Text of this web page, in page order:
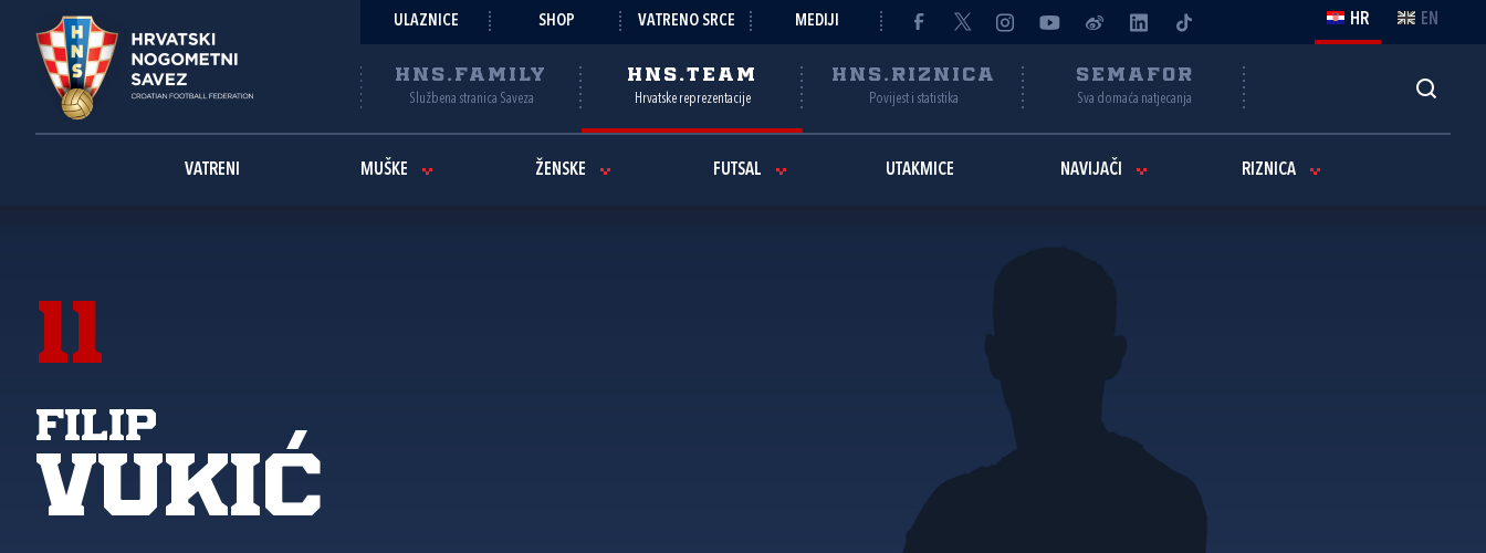
ULAZNICE SHOP VATRENO SRCE MEDIJI HR EN
HNS.FAMILY
Službena stranica Saveza
HNS.TEAM
Hrvatske reprezentacije
HNS.RIZNICA
Povijest i statistika
SEMAFOR
Sva domaća natjecanja
VATRENI MUŠKE ŽENSKE FUTSAL UTAKMICE NAVIJAČI RIZNICA
11
Filip
Vukić